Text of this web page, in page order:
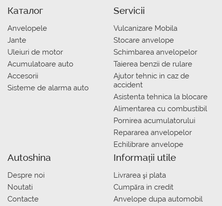
Каталог
Anvelopele
Jante
Uleiuri de motor
Acumulatoare auto
Accesorii
Sisteme de alarma auto
Servicii
Vulcanizare Mobila
Stocare anvelope
Schimbarea anvelopelor
Taierea benzii de rulare
Ajutor tehnic in caz de
accident
Asistenta tehnica la blocare
Alimentarea cu combustibil
Pornirea acumulatorului
Repararea anvelopelor
Echilibrare anvelope
Autoshina
Despre noi
Noutati
Contacte
Informații utile
Livrarea şi plata
Сumpăra in credit
Anvelope dupa automobil